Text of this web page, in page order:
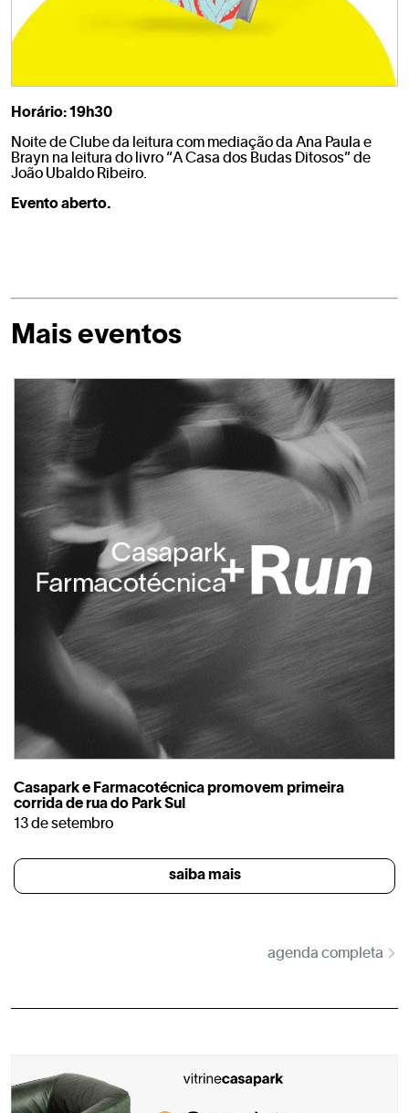
Horário: 19h30
Noite de Clube da leitura com mediação da Ana Paula e
Brayn na leitura do livro “A Casa dos Budas Ditosos” de
João Ubaldo Ribeiro.
Evento aberto.
Mais eventos
Casapark e Farmacotécnica promovem primeira
corrida de rua do Park Sul
13 de setembro
saiba mais
agenda completa